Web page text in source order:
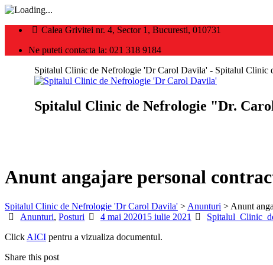
Calea Grivitei nr. 4, Sector 1, Bucuresti, 010731
Ne puteti contacta la: 021 318 9184
Spitalul Clinic de Nefrologie 'Dr Carol Davila' - Spitalul
Spitalul Clinic de Nefrologie "Dr.
Anunt angajare personal
Spitalul Clinic de Nefrologie 'Dr Carol Davila' > Anunturi > Anunt
Categories
Anunturi,Posturi
Posted
4 mai 202015 iulie 2021 Author
Click AICI pentru a vizualiza documentul.
Share this post